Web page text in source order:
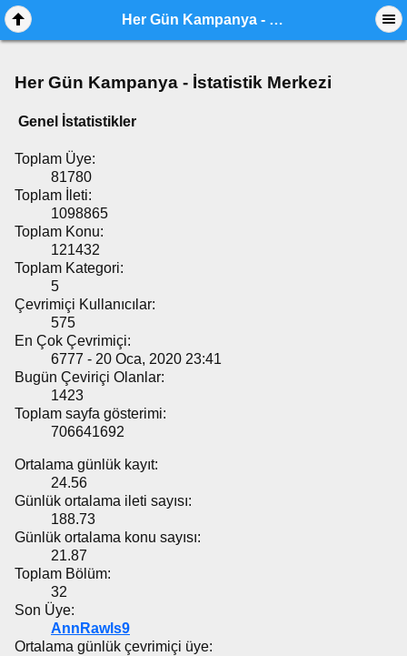
Her Gün Kampanya - İstatistik Merkezi
Her Gün Kampanya - İstatistik Merkezi
Genel İstatistikler
Toplam Üye:
81780
Toplam İleti:
1098865
Toplam Konu:
121432
Toplam Kategori:
5
Çevrimiçi Kullanıcılar:
575
En Çok Çevrimiçi:
6777 - 20 Oca, 2020 23:41
Bugün Çeviriçi Olanlar:
1423
Toplam sayfa gösterimi:
706641692
Ortalama günlük kayıt:
24.56
Günlük ortalama ileti sayısı:
188.73
Günlük ortalama konu sayısı:
21.87
Toplam Bölüm:
32
Son Üye:
AnnRawls9
Ortalama günlük çevrimiçi üye: